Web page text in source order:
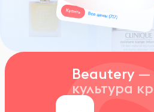
Beautery —
культура